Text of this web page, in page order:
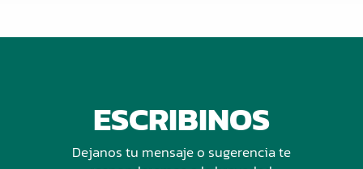
ESCRIBINOS
Dejanos tu mensaje o sugerencia te